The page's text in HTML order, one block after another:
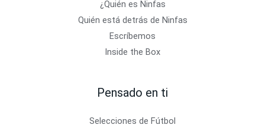
¿Quién es Ninfas
Quién está detrás de Ninfas
Escríbemos
Inside the Box
Pensado en ti
Selecciones de Fútbol